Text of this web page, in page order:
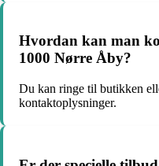
Hvordan kan man
1000 Nørre Åby?
Du kan ringe til butikken
kontaktoplysninger.